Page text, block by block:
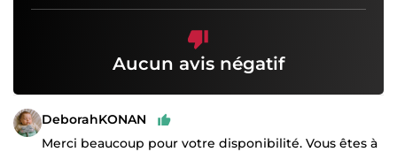
Aucun avis négatif
DeborahKONAN
Merci beaucoup pour votre disponibilité. Vous êtes à